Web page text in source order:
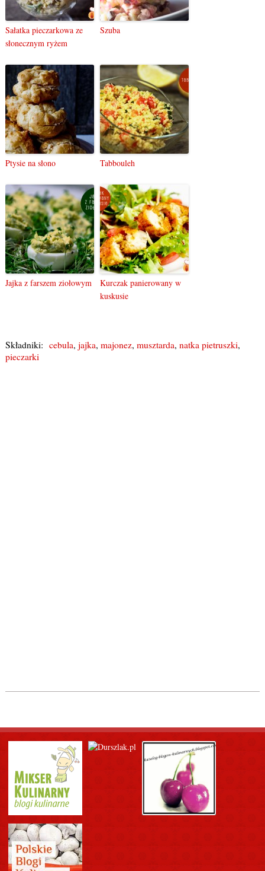
Sałatka pieczarkowa ze
słonecznym ryżem
Szuba
Ptysie na słono Tabbouleh
Jajka z farszem ziołowym
Kurczak panierowany w
kuskusie
Składniki: cebula, jajka, majonez, musztarda, natka pietruszki,
pieczarki